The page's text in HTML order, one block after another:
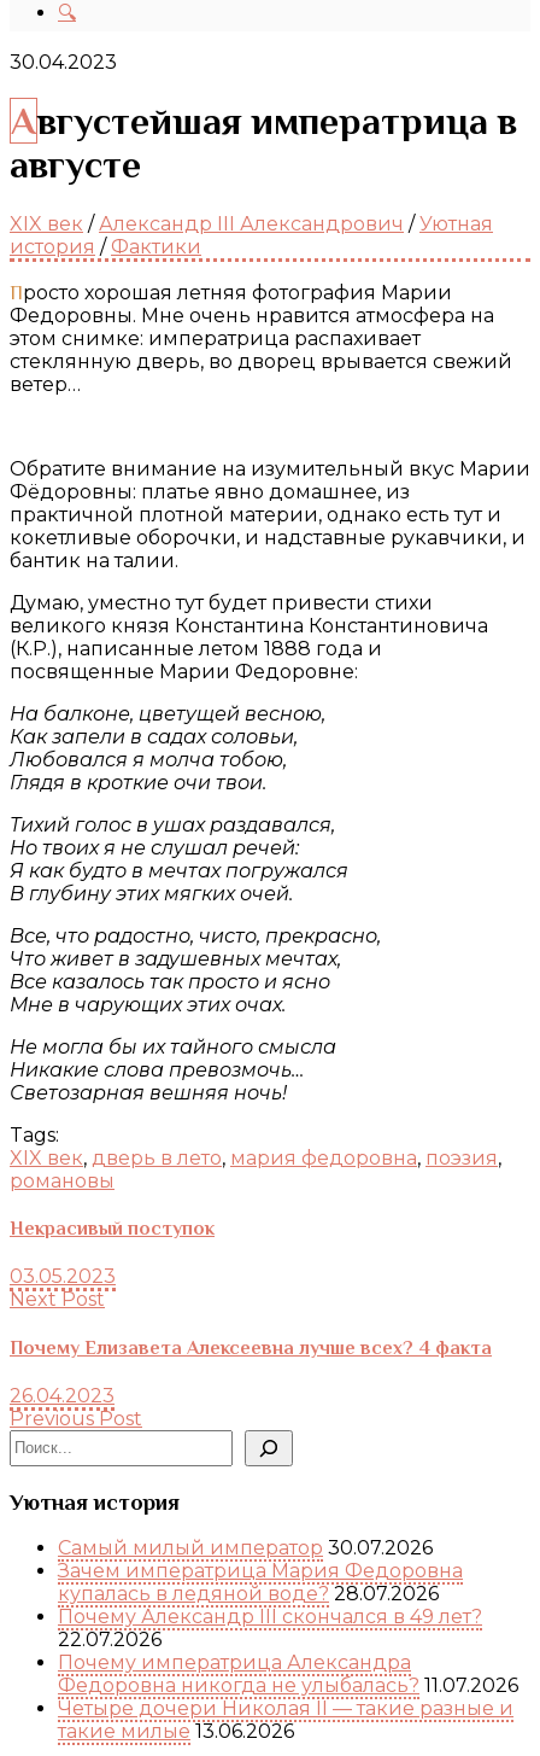
🔍
30.04.2023
Августейшая императрица в
августе
XIX век /Александр III Александрович /Уютная
история / Фактики
Просто хорошая летняя фотография Марии
Федоровны. Мне очень нравится атмосфера на
этом снимке: императрица распахивает
стеклянную дверь, во дворец врывается свежий
ветер…
Обратите внимание на изумительный вкус Марии
Фёдоровны: платье явно домашнее, из
практичной плотной материи, однако есть тут и
кокетливые оборочки, и надставные рукавчики, и
бантик на талии.
Думаю, уместно тут будет привести стихи
великого князя Константина Константиновича
(К.Р.), написанные летом 1888 года и
посвященные Марии Федоровне:
На балконе, цветущей весною,
Как запели в садах соловьи,
Любовался я молча тобою,
Глядя в кроткие очи твои.
Тихий голос в ушах раздавался,
Но твоих я не слушал речей:
Я как будто в мечтах погружался
В глубину этих мягких очей.
Все, что радостно, чисто, прекрасно,
Что живет в задушевных мечтах,
Все казалось так просто и ясно
Мне в чарующих этих очах.
Не могла бы их тайного смысла
Никакие слова превозмочь…
Светозарная вешняя ночь!
Tags:
XIX век, дверь в лето, мария федоровна, поэзия,
романовы
Некрасивый поступок
03.05.2023
Next Post
Почему Елизавета Алексеевна лучше всех? 4 факта
26.04.2023
Previous Post
Поиск
Уютная история
Самый милый император 30.07.2026
Зачем императрица Мария Федоровна
купалась в ледяной воде? 28.07.2026
Почему Александр III скончался в 49 лет?
22.07.2026
Почему императрица Александра
Федоровна никогда не улыбалась? 11.07.2026
Четыре дочери Николая II — такие разные и
такие милые 13.06.2026